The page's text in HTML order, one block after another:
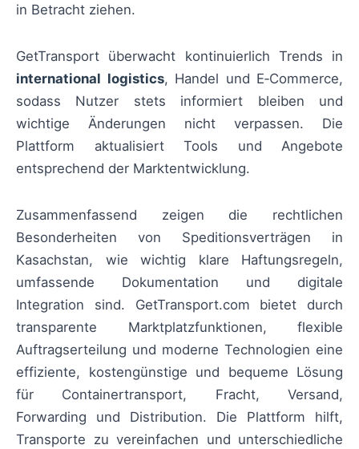
in Betracht ziehen.
GetTransport überwacht kontinuierlich Trends in
international logistics, Handel und E‑Commerce,
sodass Nutzer stets informiert bleiben und
wichtige Änderungen nicht verpassen. Die
Plattform aktualisiert Tools und Angebote
entsprechend der Marktentwicklung.
Zusammenfassend zeigen die rechtlichen
Besonderheiten von Speditionsverträgen in
Kasachstan, wie wichtig klare Haftungsregeln,
umfassende Dokumentation und digitale
Integration sind. GetTransport.com bietet durch
transparente Marktplatzfunktionen, flexible
Auftragserteilung und moderne Technologien eine
effiziente, kostengünstige und bequeme Lösung
für Containertransport, Fracht, Versand,
Forwarding und Distribution. Die Plattform hilft,
Transporte zu vereinfachen und unterschiedliche